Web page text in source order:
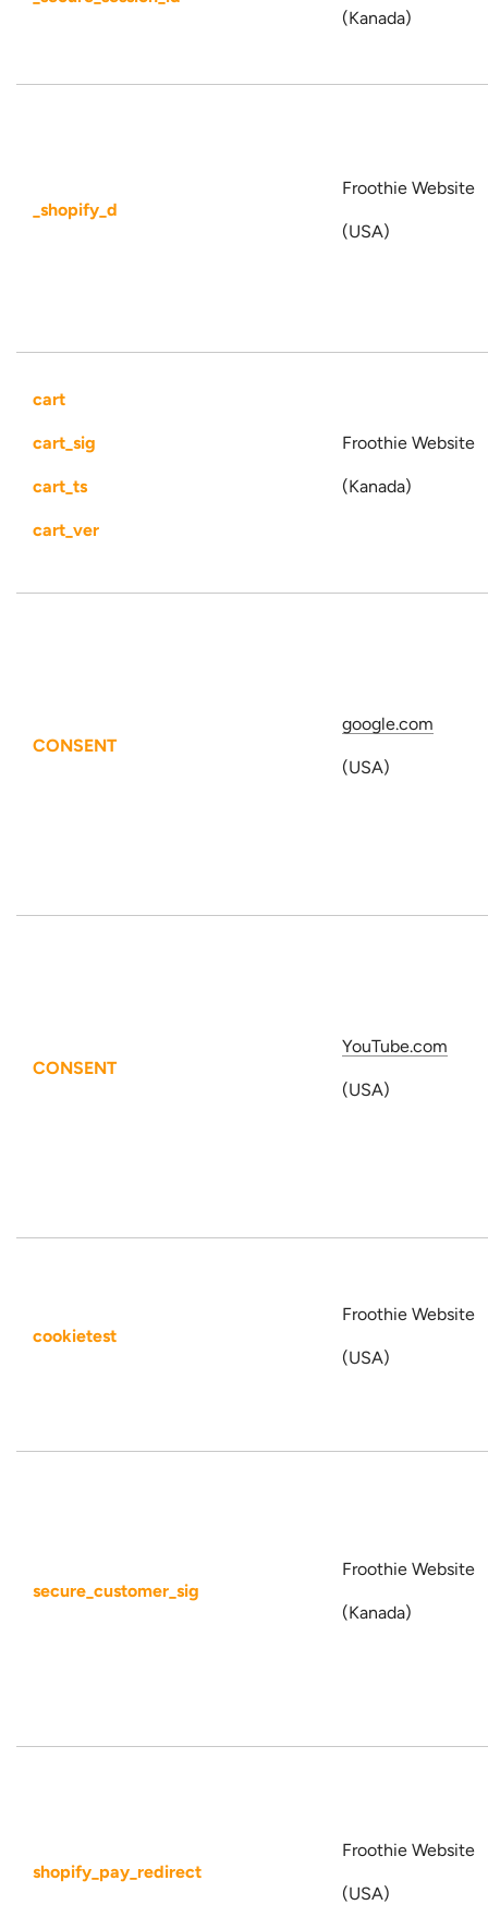
(Kanada)
_shopify_d
Froothie Website
(USA)
cart
cart_sig
cart_ts
cart_ver
Froothie Website
(Kanada)
CONSENT
google.com
(USA)
CONSENT
YouTube.com
(USA)
cookietest
Froothie Website
(USA)
secure_customer_sig
Froothie Website
(Kanada)
shopify_pay_redirect
Froothie Website
(USA)